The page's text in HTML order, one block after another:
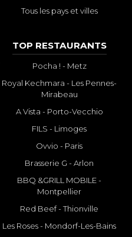
Tous les pays et villes
TOP RESTAURANTS
Pocha ! - Metz
Royal Kechmara - Les Pennes-
Mirabeau
A Vista - Porto-Vecchio
FILS - Limoges
Ovvio - Paris
Brasserie G - Arlon
BBQ &GRILL MOBILE -
Montpellier
Red Beef - Thionville
Les Roses - Mondorf-Les-Bains